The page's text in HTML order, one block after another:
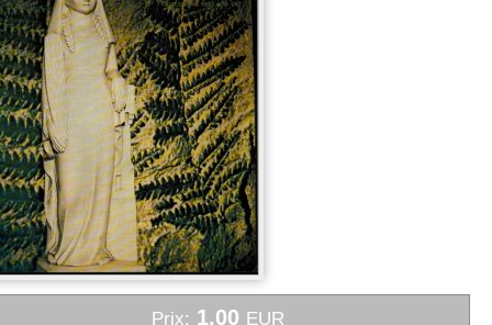
Prix: 1.00 EUR